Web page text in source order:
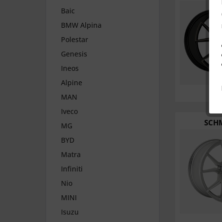
Baic
BMW Alpina
Polestar
Genesis
Ineos
Alpine
MAN
Iveco
MG
BYD
Matra
Infiniti
Nio
MINI
Isuzu